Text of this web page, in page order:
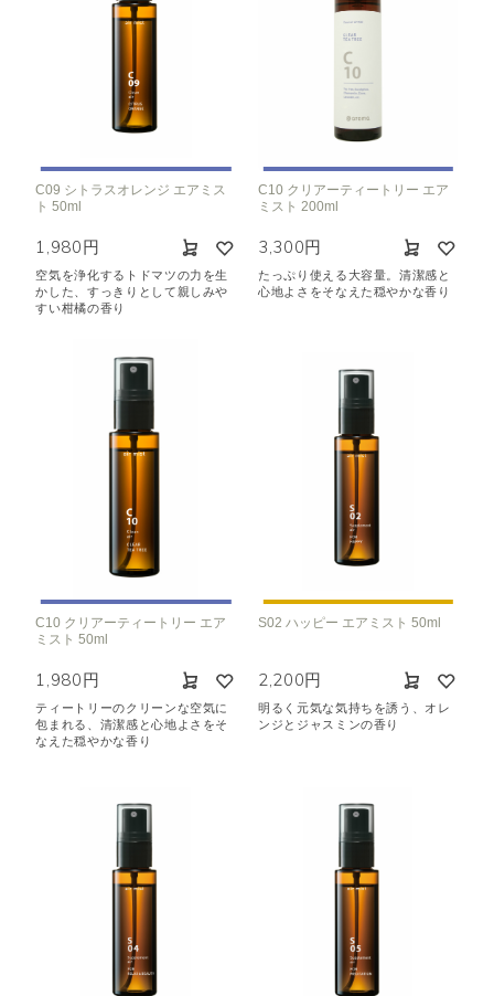
C09 シトラスオレンジ エアミス
ト 50ml
1,980円
空気を浄化するトドマツの力を生
かした、すっきりとして親しみや
すい柑橘の香り
C10 クリアーティートリー エア
ミスト 200ml
3,300円
たっぷり使える大容量。清潔感と
心地よさをそなえた穏やかな香り
C10 クリアーティートリー エア
ミスト 50ml
1,980円
ティートリーのクリーンな空気に
包まれる、清潔感と心地よさをそ
なえた穏やかな香り
S02 ハッピー エアミスト 50ml
2,200円
明るく元気な気持ちを誘う、オレ
ンジとジャスミンの香り